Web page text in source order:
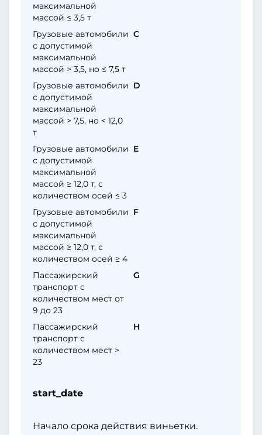
максимальной
массой ≤ 3,5 т
Грузовые автомобили
с допустимой
максимальной
массой > 3,5, но ≤ 7,5 т
C
Грузовые автомобили
с допустимой
максимальной
массой > 7,5, но < 12,0
т
D
Грузовые автомобили
с допустимой
максимальной
массой ≥ 12,0 т, с
количеством осей ≤ 3
E
Грузовые автомобили
с допустимой
максимальной
массой ≥ 12,0 т, с
количеством осей ≥ 4
F
Пассажирский
транспорт с
количеством мест от
9 до 23
G
Пассажирский
транспорт с
количеством мест >
23
H
start_date
Начало срока действия виньетки.